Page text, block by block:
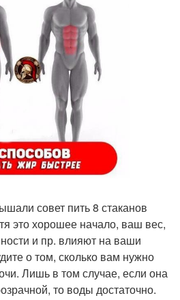
совет пить 8 стаканов
это хорошее начало, ваш вес,
и пр. влияют на ваши
о том, сколько вам нужно
Лишь в том случае, если она
то воды достаточно.